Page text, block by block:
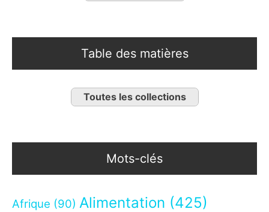
Table des matières
Toutes les collections
Mots-clés
Afrique (90) Alimentation (425)